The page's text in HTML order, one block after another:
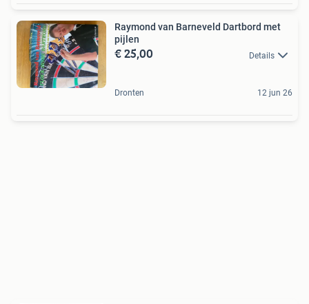
Raymond van Barneveld Dartbord met
pijlen
€ 25,00 Details
Dronten 12 jun 26